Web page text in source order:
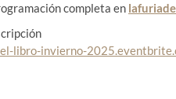
completa en
libro-invierno-